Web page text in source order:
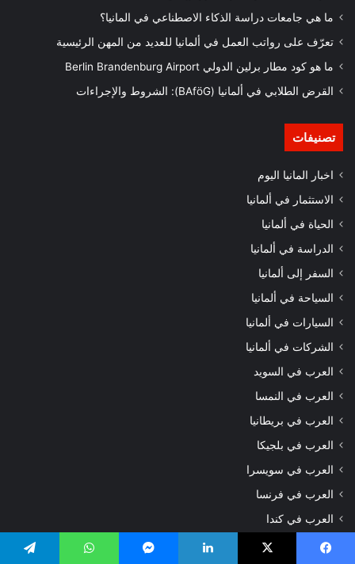
ما هي جامعات دراسة الذكاء الاصطناعي في المانيا؟
تعرّف على رواتب العمل في ألمانيا للعديد من المهن الرئيسية
ما هو كود مطار برلين الدولي Berlin Brandenburg Airport
القرض الطلابي في ألمانيا (BAföG): الشروط والإجراءات
تصنيفات
اخبار المانيا اليوم
الاستثمار في ألمانيا
الحياة في ألمانيا
الدراسة في ألمانيا
السفر إلى ألمانيا
السياحة في ألمانيا
السيارات في ألمانيا
الشركات في ألمانيا
العرب في السويد
العرب في النمسا
العرب في بريطانيا
العرب في بلجيكا
العرب في سويسرا
العرب في فرنسا
العرب في كندا
العرب في لوكسمبورغ